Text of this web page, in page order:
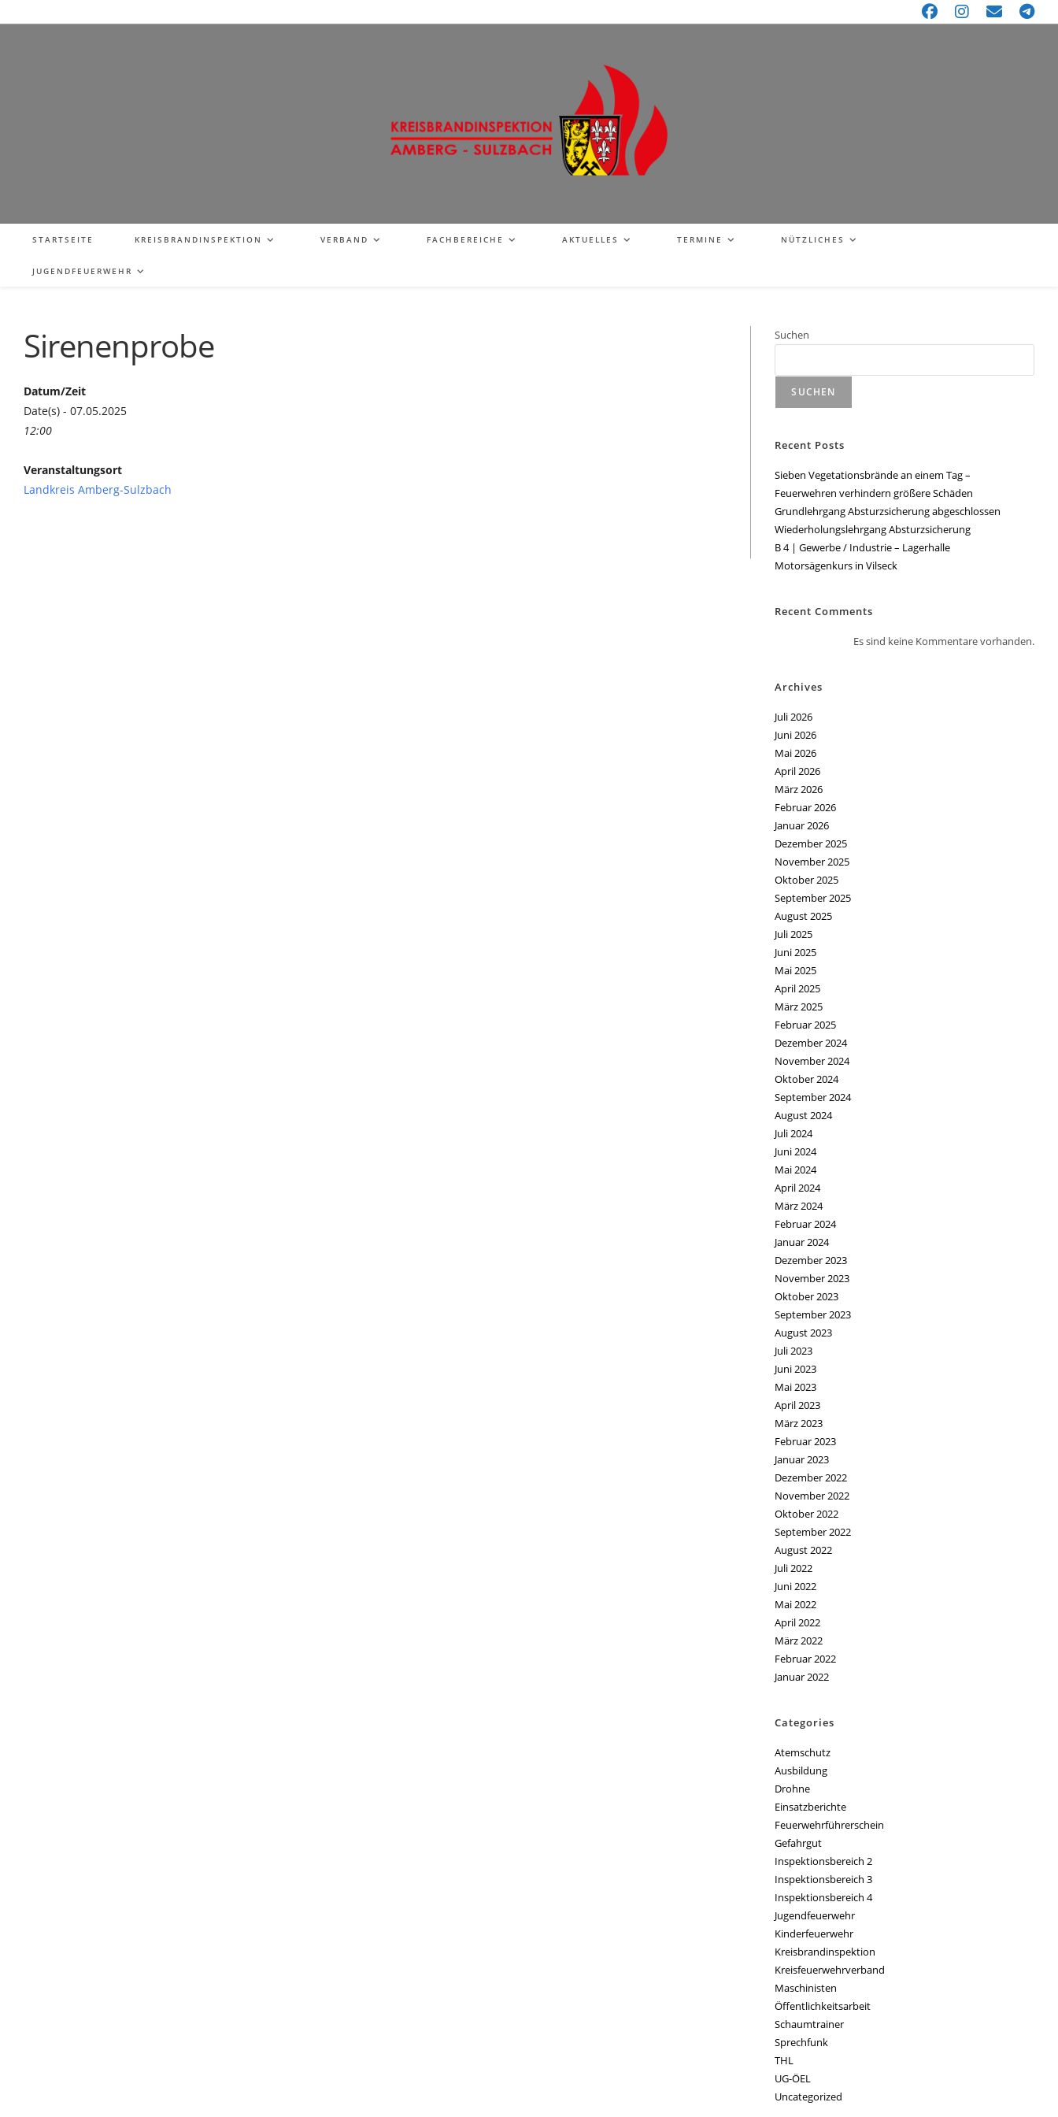
STARTSEITE KREISBRANDINSPEKTION VERBAND FACHBEREICHE AKTUELLES TERMINE NÜTZLICHES
JUGENDFEUERWEHR
Sirenenprobe
Datum/Zeit
Date(s) - 07.05.2025
12:00
Veranstaltungsort
Landkreis Amberg-Sulzbach
Suchen
SUCHEN
Recent Posts
Sieben Vegetationsbrände an einem Tag –
Feuerwehren verhindern größere Schäden
Grundlehrgang Absturzsicherung abgeschlossen
Wiederholungslehrgang Absturzsicherung
B 4 | Gewerbe / Industrie – Lagerhalle
Motorsägenkurs in Vilseck
Recent Comments
Es sind keine Kommentare vorhanden.
Archives
Juli 2026
Juni 2026
Mai 2026
April 2026
März 2026
Februar 2026
Januar 2026
Dezember 2025
November 2025
Oktober 2025
September 2025
August 2025
Juli 2025
Juni 2025
Mai 2025
April 2025
März 2025
Februar 2025
Dezember 2024
November 2024
Oktober 2024
September 2024
August 2024
Juli 2024
Juni 2024
Mai 2024
April 2024
März 2024
Februar 2024
Januar 2024
Dezember 2023
November 2023
Oktober 2023
September 2023
August 2023
Juli 2023
Juni 2023
Mai 2023
April 2023
März 2023
Februar 2023
Januar 2023
Dezember 2022
November 2022
Oktober 2022
September 2022
August 2022
Juli 2022
Juni 2022
Mai 2022
April 2022
März 2022
Februar 2022
Januar 2022
Categories
Atemschutz
Ausbildung
Drohne
Einsatzberichte
Feuerwehrführerschein
Gefahrgut
Inspektionsbereich 2
Inspektionsbereich 3
Inspektionsbereich 4
Jugendfeuerwehr
Kinderfeuerwehr
Kreisbrandinspektion
Kreisfeuerwehrverband
Maschinisten
Öffentlichkeitsarbeit
Schaumtrainer
Sprechfunk
THL
UG-ÖEL
Uncategorized